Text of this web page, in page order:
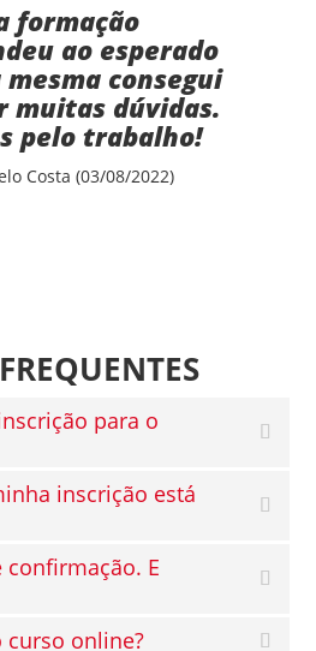
formação
ao esperado
mesma consegui
muitas dúvidas.
pelo trabalho!
Costa (03/08/2022)
para o
inscrição está
confirmação. E
curso online?